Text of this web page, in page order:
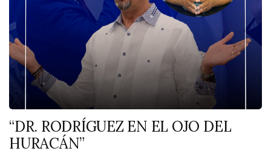
“DR. RODRÍGUEZ EN EL OJO DEL
HURACÁN”